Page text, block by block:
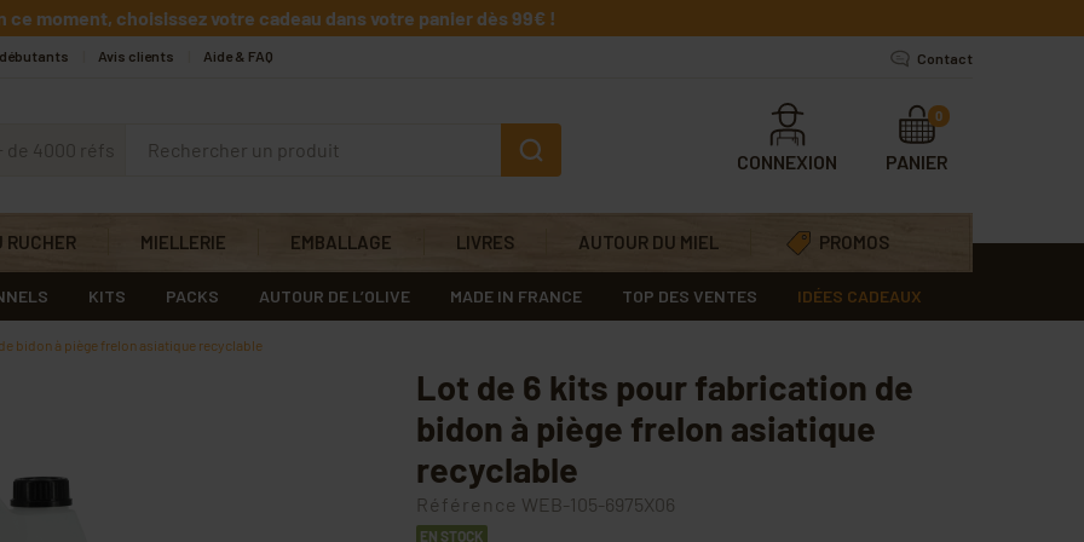
ce moment, choisissez votre cadeau dans votre panier dès 99€ !
débutants Avis clients Aide & FAQ Contact
de 4000 réfs
CONNEXION PANIER
0
RUCHER MIELLERIE EMBALLAGE LIVRES AUTOUR DU MIEL PROMOS
KITS PACKS AUTOUR DE L’OLIVE MADE IN FRANCE TOP DES VENTES IDÉES CADEAUX
bidon à piège frelon asiatique recyclable
Lot de 6 kits pour fabrication de
bidon à piège frelon asiatique
recyclable
Référence WEB-105-6975X06
EN STOCK